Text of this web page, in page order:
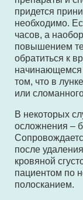
придется
необходимо.
часов, а
повышением
обратиться к
начинающемся
том, что в
или
В некоторых
осложнения –
после
кровяной
пациентом по
полосканием.